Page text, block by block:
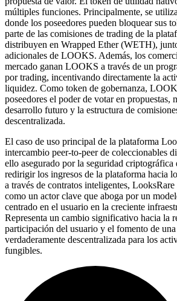
múltiples funciones. Principalmente, se
donde los poseedores pueden bloquear sus
parte de las comisiones de trading de la
distribuyen en Wrapped Ether (WETH),
adicionales de LOOKS. Además, los
mercado ganan LOOKS a través de un
por trading, incentivando directamente la
liquidez. Como token de gobernanza,
poseedores el poder de votar en propuestas,
desarrollo futuro y la estructura de
descentralizada.
El caso de uso principal de la plataforma
intercambio peer-to-peer de coleccionables
ello asegurado por la seguridad criptográfica
redirigir los ingresos de la plataforma hacia
a través de contratos inteligentes, LooksRare
como un actor clave que aboga por un
centrado en el usuario en la creciente
Representa un cambio significativo hacia la
participación del usuario y el fomento de
verdaderamente descentralizada para los
fungibles.